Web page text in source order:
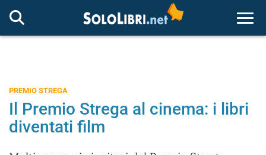
PREMIO STREGA
Il Premio Strega al cinema: i libri
diventati film